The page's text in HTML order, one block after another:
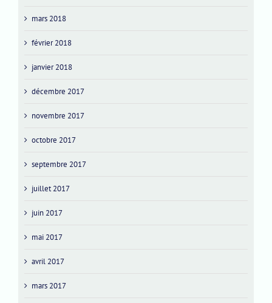
mars 2018
février 2018
janvier 2018
décembre 2017
novembre 2017
octobre 2017
septembre 2017
juillet 2017
juin 2017
mai 2017
avril 2017
mars 2017